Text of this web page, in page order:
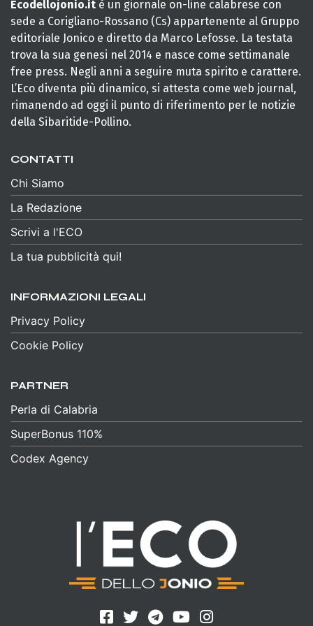
Ecodellojonio.it è un giornale on-line calabrese con
sede a Corigliano-Rossano (Cs) appartenente al Gruppo
editoriale Jonico e diretto da Marco Lefosse. La testata
trova la sua genesi nel 2014 e nasce come settimanale
free press. Negli anni a seguire muta spirito e carattere.
L’Eco diventa più dinamico, si attesta come web journal,
rimanendo ad oggi il punto di riferimento per le notizie
della Sibaritide-Pollino.
CONTATTI
Chi Siamo
La Redazione
Scrivi a l'ECO
La tua pubblicità qui!
INFORMAZIONI LEGALI
Privacy Policy
Cookie Policy
PARTNER
Perla di Calabria
SuperBonus 110%
Codex Agency